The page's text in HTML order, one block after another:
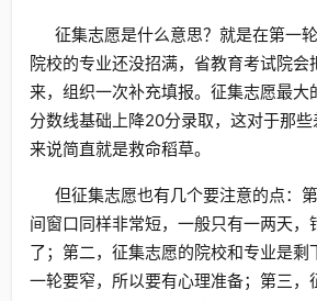
征集志愿是什么意思？就是在第一
院校的专业还没招满，省教育考试院会
来，组织一次补充填报。征集志愿最大
分数线基础上降20分录取，这对于那
来说简直就是救命稻草。
但征集志愿也有几个要注意的点：
间窗口同样非常短，一般只有一两天，
了；第二，征集志愿的院校和专业是剩
一轮要窄，所以要有心理准备；第三，